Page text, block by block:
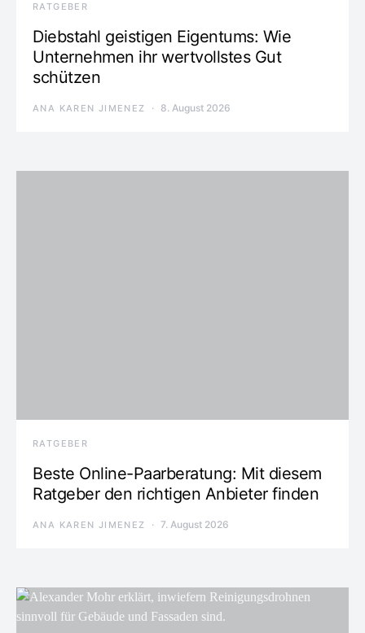
RATGEBER
Diebstahl geistigen Eigentums: Wie
Unternehmen ihr wertvollstes Gut
schützen
ANA KAREN JIMENEZ 8. August 2026
RATGEBER
Beste Online-Paarberatung: Mit diesem
Ratgeber den richtigen Anbieter finden
ANA KAREN JIMENEZ 7. August 2026